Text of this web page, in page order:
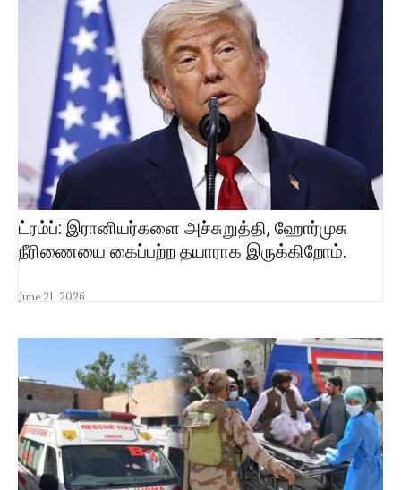
ட்ரம்ப்: இரானியர்களை அச்சுறுத்தி, ஹோர்முசு
நீரிணையை கைப்பற்ற தயாராக இருக்கிறோம்.
June 21, 2026